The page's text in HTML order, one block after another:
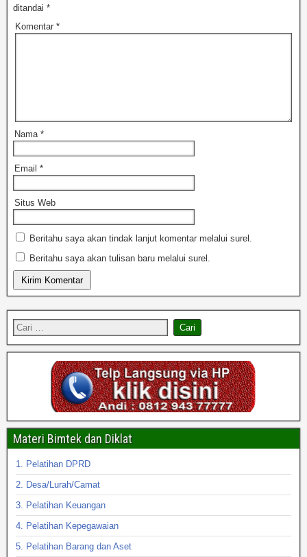
ditandai *
Komentar *
Nama *
Email *
Situs Web
Beritahu saya akan tindak lanjut komentar melalui surel.
Beritahu saya akan tulisan baru melalui surel.
Materi Bimtek dan Diklat
1. Pelatihan DPRD
2. Desa/Lurah/Camat
3. Pelatihan Keuangan
4. Pelatihan Kepegawaian
5. Pelatihan Barang dan Aset